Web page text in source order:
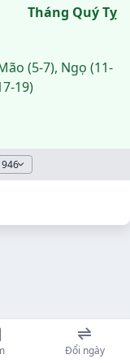
Tháng Quý Tỵ
(5-7), Ngọ (11-
19)
Đổi ngày